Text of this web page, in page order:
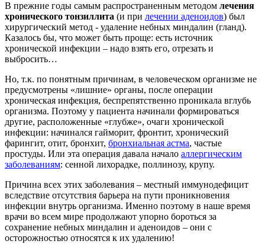
В прежние годы самым распространенным методом лечения
хронического тонзиллита (и при лечении аденоидов) был
хирургический метод - удаление небных миндалин (гланд).
Казалось бы, что может быть проще: есть источник
хронической инфекции – надо взять его, отрезать и
выбросить…
Но, т.к. по понятным причинам, в человеческом организме не
предусмотрены «лишние» органы, после операции
хроническая инфекция, беспрепятственно проникала вглубь
организма. Поэтому у пациента начинали формироваться
другие, расположенные «глубже», очаги хронической
инфекции: начинался гайморит, фронтит, хронический
фарингит, отит, бронхит, бронхиальная астма, частые
простуды. Или эта операция давала начало аллергическим
заболеваниям: сенной лихорадке, поллинозу, крупу.
Причина всех этих заболевания – местный иммунодефицит
вследствие отсутствия барьера на пути проникновения
инфекции внутрь организма. Именно поэтому в наше время
врачи во всем мире продолжают упорно бороться за
сохранение небных миндалин и аденоидов – они с
осторожностью относятся к их удалению!